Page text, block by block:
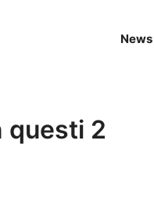
News
questi 2